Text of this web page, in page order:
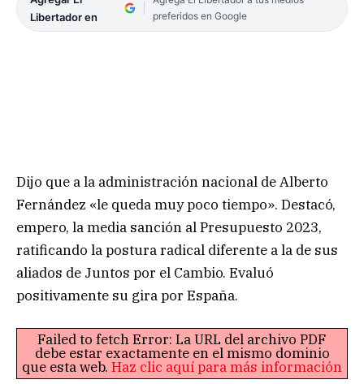
Libertador en
preferidos en Google
Dijo que a la administración nacional de Alberto
Fernández «le queda muy poco tiempo». Destacó,
empero, la media sanción al Presupuesto 2023,
ratificando la postura radical diferente a la de sus
aliados de Juntos por el Cambio. Evaluó
positivamente su gira por España.
Failed to fetch Error: La URL del archivo PDF
debe estar exactamente en el mismo dominio
que esta web. Haz clic aquí para más información